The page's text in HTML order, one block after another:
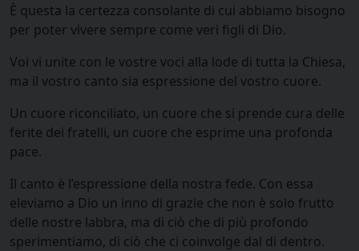
È questa la certezza consolante di cui abbiamo bisogno
per poter vivere sempre come veri figli di Dio.
Voi vi unite con le vostre voci alla lode di tutta la Chiesa,
ma il vostro canto sia espressione del vostro cuore.
Un cuore riconciliato, un cuore che si prende cura delle
ferite dei fratelli, un cuore che esprime una profonda
pace.
Il canto è l’espressione della nostra fede. Con essa
eleviamo a Dio un inno di grazie che non è solo frutto
delle nostre labbra, ma di ciò che di più profondo
sperimentiamo, di ciò che ci coinvolge dal di dentro.